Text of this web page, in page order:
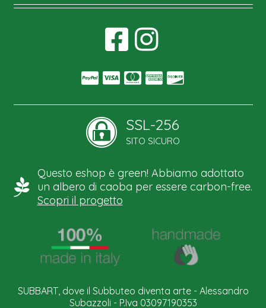
SSL-256
SITO SICURO
Questo eshop è green! Abbiamo adottato
un albero di caoba per essere carbon-free.
Scopri il progetto
SUBBART, dove il Subbuteo diventa arte - Alessandro
Subazzoli - P.Iva 03097190353